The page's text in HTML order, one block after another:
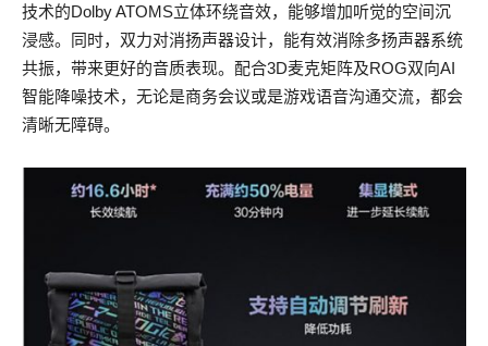
技术的Dolby ATOMS立体环绕音效，能够增加听觉的空间沉
浸感。同时，双力对消扬声器设计，能有效消除多扬声器系统
共振，带来更好的音质表现。配合3D麦克矩阵及ROG双向AI
智能降噪技术，无论是商务会议或是游戏语音沟通交流，都会
清晰无障碍。